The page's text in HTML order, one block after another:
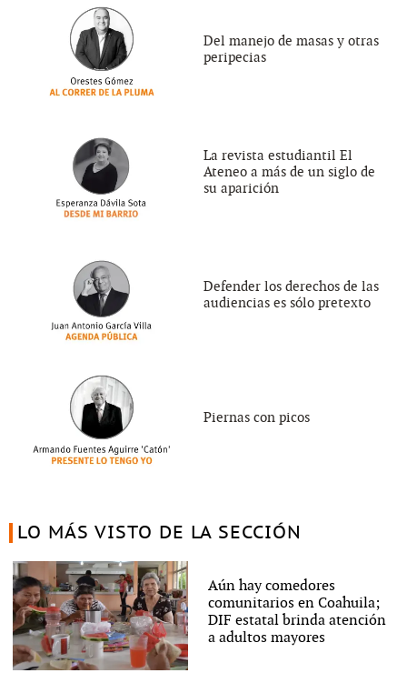
Del manejo de masas y otras
peripecias
La revista estudiantil El
Ateneo a más de un siglo de
su aparición
Defender los derechos de las
audiencias es sólo pretexto
Piernas con picos
LO MÁS VISTO DE LA SECCIÓN
Aún hay comedores
comunitarios en Coahuila;
DIF estatal brinda atención
a adultos mayores